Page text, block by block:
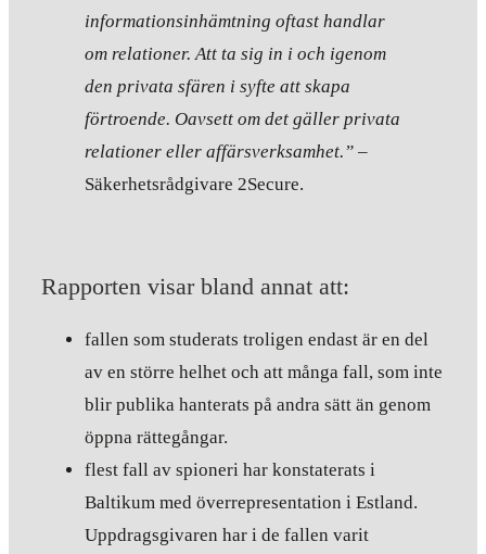
informationsinhämtning oftast handlar
om relationer. Att ta sig in i och igenom
den privata sfären i syfte att skapa
förtroende. Oavsett om det gäller privata
relationer eller affärsverksamhet.” –
Säkerhetsrådgivare 2Secure.
Rapporten visar bland annat att:
fallen som studerats troligen endast är en del
av en större helhet och att många fall, som inte
blir publika hanterats på andra sätt än genom
öppna rättegångar.
flest fall av spioneri har konstaterats i
Baltikum med överrepresentation i Estland.
Uppdragsgivaren har i de fallen varit